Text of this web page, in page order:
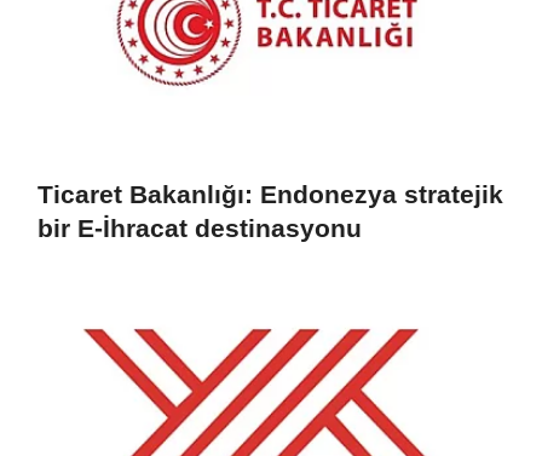
Ticaret Bakanlığı: Endonezya stratejik
bir E-İhracat destinasyonu